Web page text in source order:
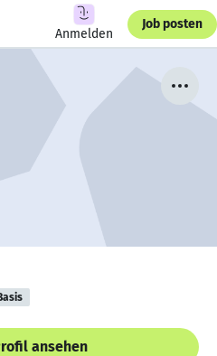
Anmelden
Job posten
ansehen